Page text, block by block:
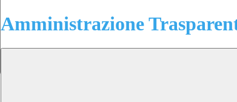
Amministrazione